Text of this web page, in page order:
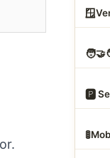
🪟
🧑
🅿
🚦